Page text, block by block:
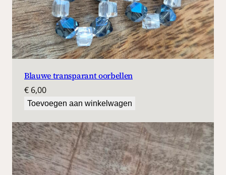
Blauwe transparant oorbellen
€ 6,00
Toevoegen aan winkelwagen